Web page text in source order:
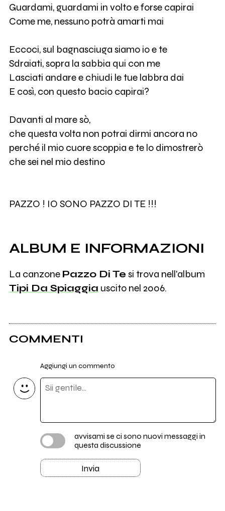
Guardami, guardami in volto e forse capirai
Come me, nessuno potrà amarti mai
Eccoci, sul bagnasciuga siamo io e te
Sdraiati, sopra la sabbia qui con me
Lasciati andare e chiudi le tue labbra dai
E così, con questo bacio capirai?
Davanti al mare sò,
che questa volta non potrai dirmi ancora no
perché il mio cuore scoppia e te lo dimostrerò
che sei nel mio destino
PAZZO ! IO SONO PAZZO DI TE !!!
ALBUM E INFORMAZIONI
La canzone Pazzo Di Te si trova nell'album
Tipi Da Spiaggia uscito nel 2006.
COMMENTI
Aggiungi un commento
avvisami se ci sono nuovi messaggi in
questa discussione
Invia